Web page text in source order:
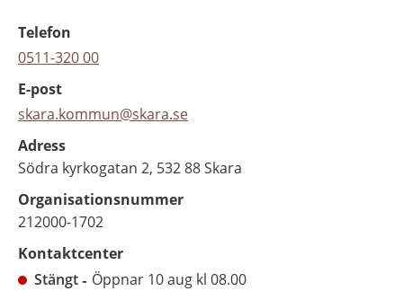
Telefon
0511-320 00
E-post
skara.kommun@skara.se
Adress
Södra kyrkogatan 2, 532 88 Skara
Organisationsnummer
212000-1702
Kontaktcenter
Stängt
Öppnar 10 aug kl 08.00